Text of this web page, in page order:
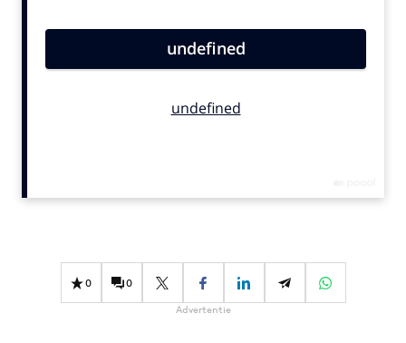
Carriere
Diversiteit
0 0
Advertentie